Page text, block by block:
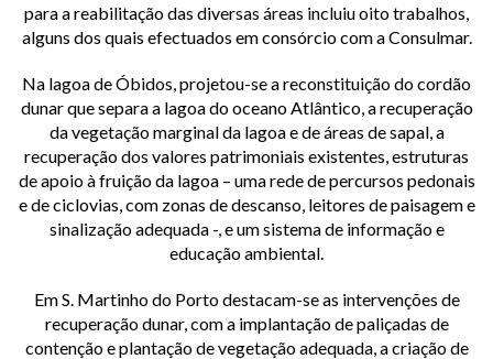
para a reabilitação das diversas áreas incluiu oito trabalhos,
alguns dos quais efectuados em consórcio com a Consulmar.
Na lagoa de Óbidos, projetou-se a reconstituição do cordão
dunar que separa a lagoa do oceano Atlântico, a recuperação
da vegetação marginal da lagoa e de áreas de sapal, a
recuperação dos valores patrimoniais existentes, estruturas
de apoio à fruição da lagoa – uma rede de percursos pedonais
e de ciclovias, com zonas de descanso, leitores de paisagem e
sinalização adequada -, e um sistema de informação e
educação ambiental.
Em S. Martinho do Porto destacam-se as intervenções de
recuperação dunar, com a implantação de paliçadas de
contenção e plantação de vegetação adequada, a criação de